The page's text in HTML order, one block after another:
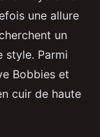
une allure
un
style. Parmi
Bobbies et
cuir de haute